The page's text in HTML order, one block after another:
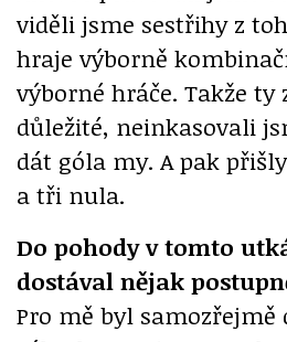
viděli jsme sestřihy z
hraje výborně
výborné hráče. Takže ty
důležité, neinkasovali
dát góla my. A pak
a tři nula.
Do pohody v tomto
dostával nějak
Pro mě byl